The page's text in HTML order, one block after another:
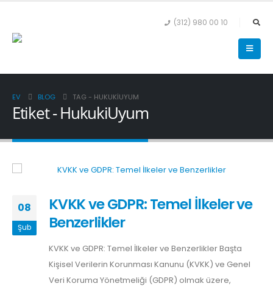
(312) 980 00 10
EV BLOG TAG - HUKUKIUYUM
Etiket - HukukiUyum
08
Şub
KVKK ve GDPR: Temel İlkeler ve
Benzerlikler
KVKK ve GDPR: Temel İlkeler ve Benzerlikler Başta
Kişisel Verilerin Korunması Kanunu (KVKK) ve Genel
Veri Koruma Yönetmeliği (GDPR) olmak üzere,